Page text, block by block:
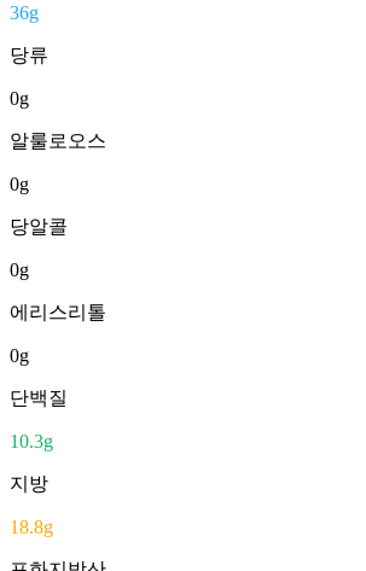
36g
당류
0g
알룰로오스
0g
당알콜
0g
에리스리톨
0g
단백질
10.3g
지방
18.8g